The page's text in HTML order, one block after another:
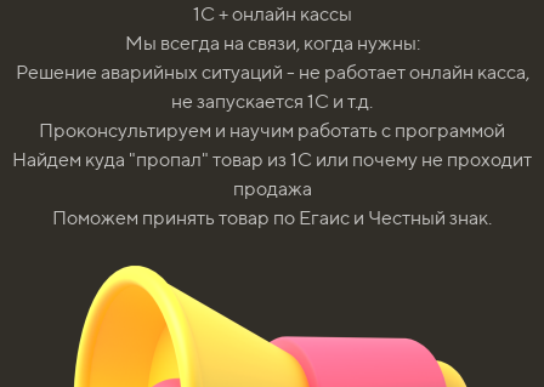
1С + онлайн кассы
Мы всегда на связи, когда нужны:
Решение аварийных ситуаций - не работает онлайн касса,
не запускается 1С и т.д.
Проконсультируем и научим работать с программой
Найдем куда "пропал" товар из 1С или почему не проходит
продажа
Поможем принять товар по Егаис и Честный знак.